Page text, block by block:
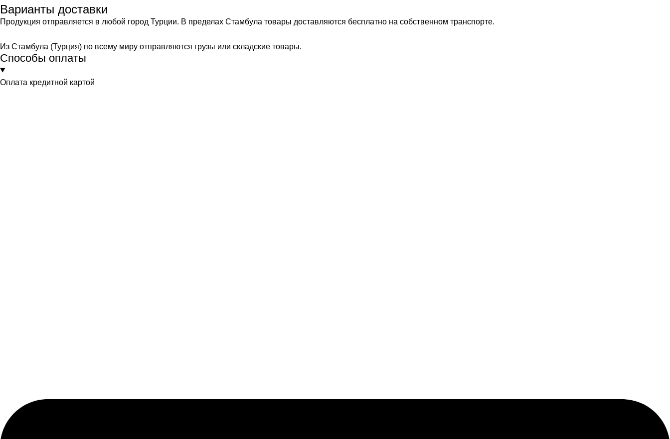
Варианты доставки
Продукция отправляется в любой город Турции. В пределах Стамбула товары доставляются бесплатно на собственном транспорте.
Из Стамбула (Турция) по всему миру отправляются грузы или складские товары.
Способы оплаты
Оплата кредитной картой